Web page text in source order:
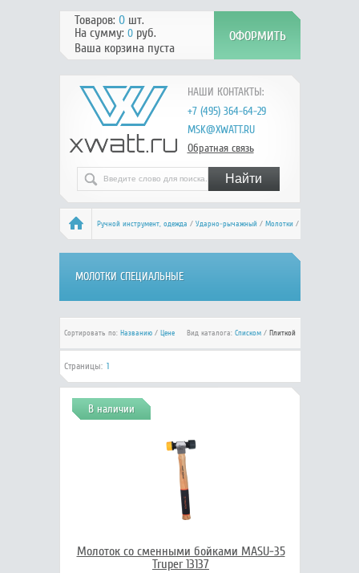
НАШИ КОНТАКТЫ:
+7 (495) 364-64-29
MSK@XWATT.RU
Обратная связь
Товаров: 0шт.
На сумму: 0руб.
Ваша корзина пуста
Ручной инcтрумент, одежда / Ударно-рычажный/ Молотки/
Молотки специальные
МОЛОТКИ СПЕЦИАЛЬНЫЕ
Сортировать по: Названию/ Цене Вид каталога: Списком/ Плиткой
Страницы: 1
В наличии
Молоток со сменными бойками MASU-35
Truper 13137